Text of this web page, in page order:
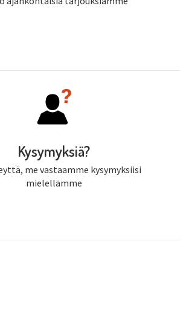
Kysymyksiä?
me vastaamme kysymyksiisi
mielellämme